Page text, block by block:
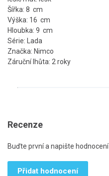
Šířka: 8 cm
Výška: 16 cm
Hloubka: 9 cm
Série: Lada
Značka: Nimco
Záruční lhůta: 2 roky
Recenze
Buďte první a napište hodnocení
Přidat hodnocení